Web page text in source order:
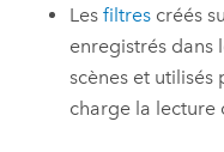
Lesfiltres créés
enregistrés dans
scènes et utilisés
charge la lecture